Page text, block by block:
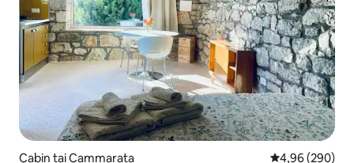
Cabin tại Cammarata Xếp hạng
4,96 (290)